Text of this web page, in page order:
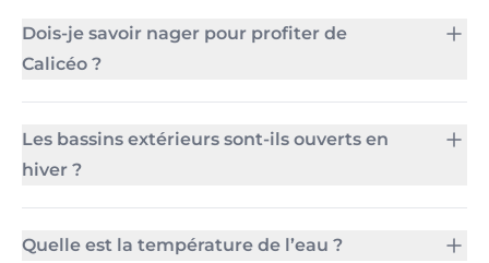
Dois-je savoir nager pour profiter de
Calicéo ?
Les bassins extérieurs sont-ils ouverts en
hiver ?
Quelle est la température de l’eau ?